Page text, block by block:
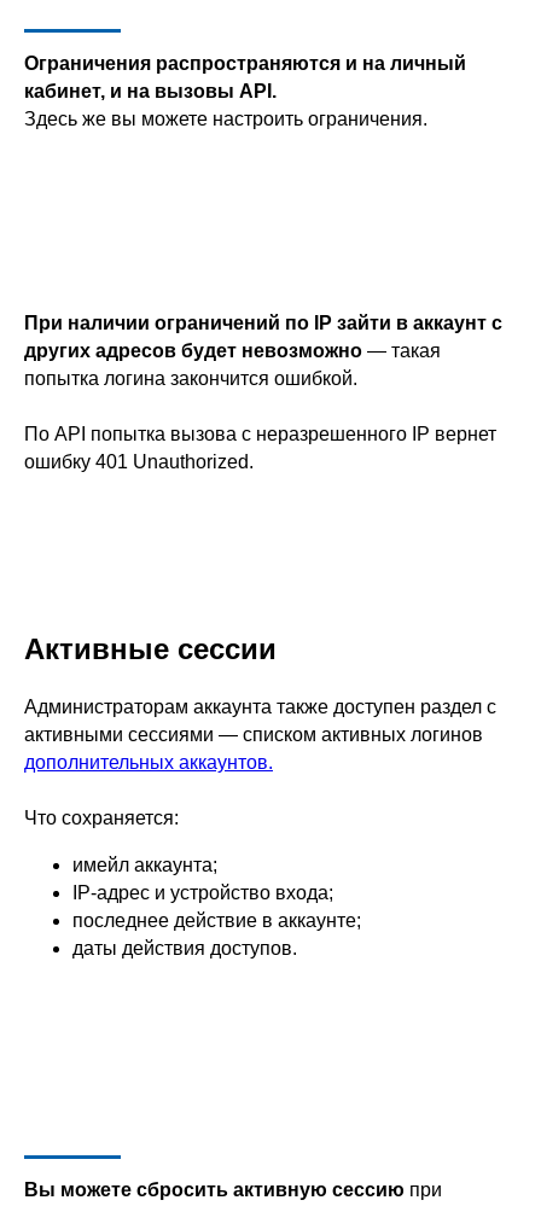
Ограничения распространяются и на личный
кабинет, и на вызовы API.
Здесь же вы можете настроить ограничения.
При наличии ограничений по IP зайти в аккаунт с
других адресов будет невозможно — такая
попытка логина закончится ошибкой.
По API попытка вызова с неразрешенного IP вернет
ошибку 401 Unauthorized.
Активные сессии
Администраторам аккаунта также доступен раздел с
активными сессиями — списком активных логинов
дополнительных аккаунтов.
Что сохраняется:
имейл аккаунта;
IP-адрес и устройство входа;
последнее действие в аккаунте;
даты действия доступов.
Вы можете сбросить активную сессию при